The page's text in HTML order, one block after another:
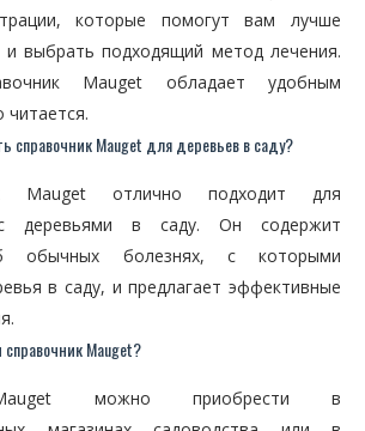
которые помогут вам лучше
выбрать подходящий метод лечения.
Mauget обладает удобным
справочник Mauget для деревьев в саду?
Mauget отлично подходит для
с деревьями в саду. Он содержит
обычных болезнях, с которыми
в саду, и предлагает эффективные
справочник Mauget?
можно приобрести в